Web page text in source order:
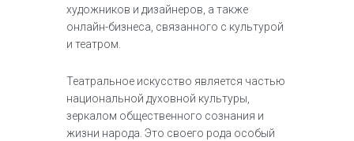
художников и дизайнеров, а также
онлайн-бизнеса, связанного с культурой
и театром.
Театральное искусство является частью
национальной духовной культуры,
зеркалом общественного сознания и
жизни народа. Это своего рода особый